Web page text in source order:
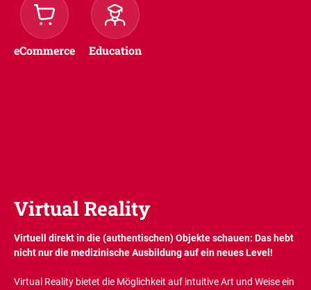
eCommerce Education
Virtual Reality
Virtuell direkt in die (authentischen) Objekte schauen: Das hebt
nicht nur die medizinische Ausbildung auf ein neues Level!
Virtual Reality bietet die Möglichkeit auf intuitive Art und Weise ein